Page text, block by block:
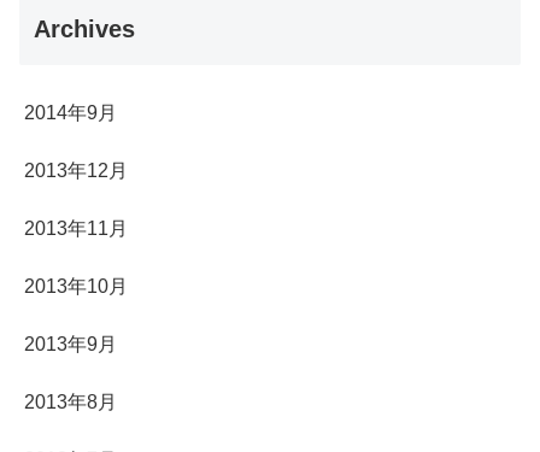
Archives
2014年9月
2013年12月
2013年11月
2013年10月
2013年9月
2013年8月